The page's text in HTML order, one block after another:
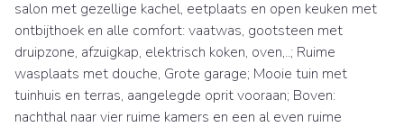
salon met gezellige kachel, eetplaats en open keuken met
ontbijthoek en alle comfort: vaatwas, gootsteen met
druipzone, afzuigkap, elektrisch koken, oven,..; Ruime
wasplaats met douche, Grote garage; Mooie tuin met
tuinhuis en terras, aangelegde oprit vooraan; Boven:
nachthal naar vier ruime kamers en een al even ruime